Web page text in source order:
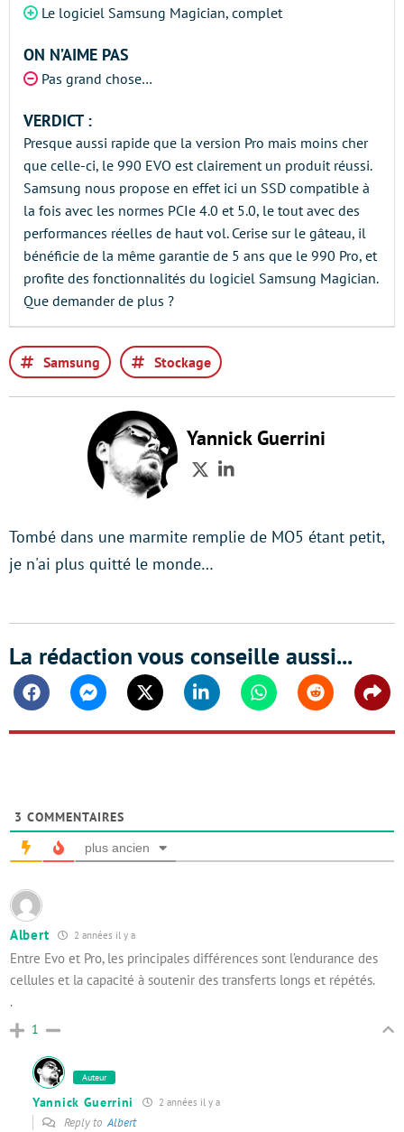
Le logiciel Samsung Magician, complet
ON N’AIME PAS
Pas grand chose…
VERDICT :
Presque aussi rapide que la version Pro mais moins cher
que celle-ci, le 990 EVO est clairement un produit réussi.
Samsung nous propose en effet ici un SSD compatible à
la fois avec les normes PCIe 4.0 et 5.0, le tout avec des
performances réelles de haut vol. Cerise sur le gâteau, il
bénéficie de la même garantie de 5 ans que le 990 Pro, et
profite des fonctionnalités du logiciel Samsung Magician.
Que demander de plus ?
Samsung Stockage
Yannick Guerrini
TwitterLinkedIn
Tombé dans une marmite remplie de MO5 étant petit,
je n'ai plus quitté le monde…
La rédaction vous conseille aussi...
FacebookMessengerTwitter Linkedin WhatsappReddit
3 COMMENTAIRES
plus ancien
Albert 2 années il y a
Entre Evo et Pro, les principales différences sont l’endurance des
cellules et la capacité à soutenir des transferts longs et répétés.
.
1
Auteur
Yannick Guerrini 2 années il y a
Reply toAlbert